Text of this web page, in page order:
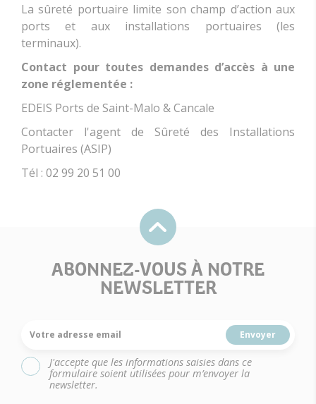
La sûreté portuaire limite son champ d’action aux
ports et aux installations portuaires (les
terminaux).
Contact pour toutes demandes d’accès à une
zone réglementée :
EDEIS Ports de Saint-Malo & Cancale
Contacter l'agent de Sûreté des Installations
Portuaires (ASIP)
Tél : 02 99 20 51 00
ABONNEZ-VOUS À NOTRE
NEWSLETTER
Votre adresse email
J'accepte que les informations saisies dans ce
formulaire soient utilisées pour m’envoyer la
newsletter.